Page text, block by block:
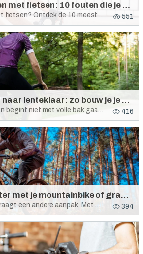
(Opnieuw) starten met fietsen: 10 fouten die je beter niet maakt
Start je (opnieuw) met fietsen? Ontdek de 10 meest gemaakte fouten en leer hoe je comfortabeler, veiliger en efficiënter rijdt. 551
Van winterbenen naar lenteklaar: zo bouw je je fietsseizoen slim op
Een sterk fietsseizoen begint niet met volle bak gaan, maar met slim opbouwen. En met een goed afgestelde fiets. 416
Fietsen in de winter met je mountainbike of gravelbike: do’s & don’ts
Fietsen in de winter vraagt een andere aanpak. Met deze do’s & don’ts haal je ook in de koudere maanden plezier uit elke rit. 394